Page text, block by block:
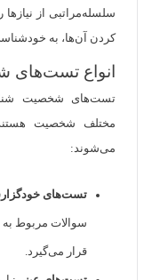
سلسله‌مراتبی از
کردن آن‌ها، به
انواع
تست‌های شخصیت
مختلف شخصیت
می‌شوند:
تست‌های
سوالات مربوط به
قرار می‌گیرد.